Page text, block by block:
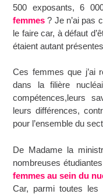
500 exposants, 6
femmes ? Je n’ai pas
le faire car, à défaut
étaient autant
Ces femmes que j’ai
dans la filière
compétences,leurs
leurs différences,
pour l’ensemble du
De Madame la
nombreuses
femmes au sein du
Car, parmi toutes les